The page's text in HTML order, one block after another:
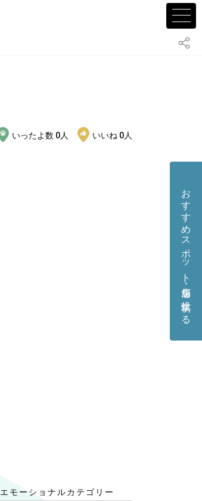
おすすめスポット・店舗を投稿する
いったよ数 0人 いいね 0人
エモーショナルカテゴリー